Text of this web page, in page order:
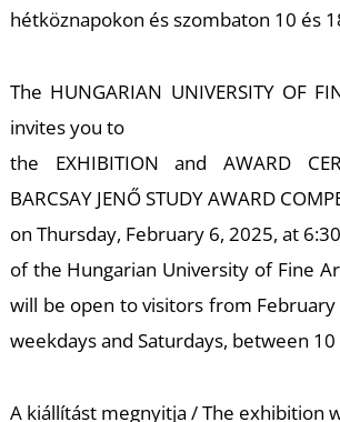
hétköznapokon és szombaton 10 és
The HUNGARIAN UNIVERSITY OF
invites you to
the EXHIBITION and AWARD
BARCSAY JENŐ STUDY AWARD
on Thursday, February 6, 2025, at
of the Hungarian University of Fine
will be open to visitors from
weekdays and Saturdays, between 10
A kiállítást megnyitja / The exhibition